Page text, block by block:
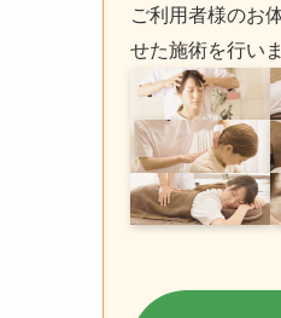
ご利用者様のお
せた施術を行いま